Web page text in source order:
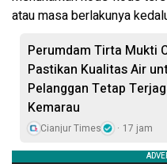
atau masa berlakunya
Perumdam Tirta Mukti
Pastikan Kualitas Air
Pelanggan Tetap
Kemarau
Cianjur Times 17 jam